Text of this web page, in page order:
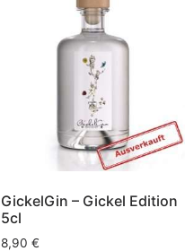
GickelGin – Gickel Edition
5cl
8,90 €